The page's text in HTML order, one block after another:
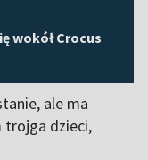
wokół Crocus
ale ma
trojga dzieci,